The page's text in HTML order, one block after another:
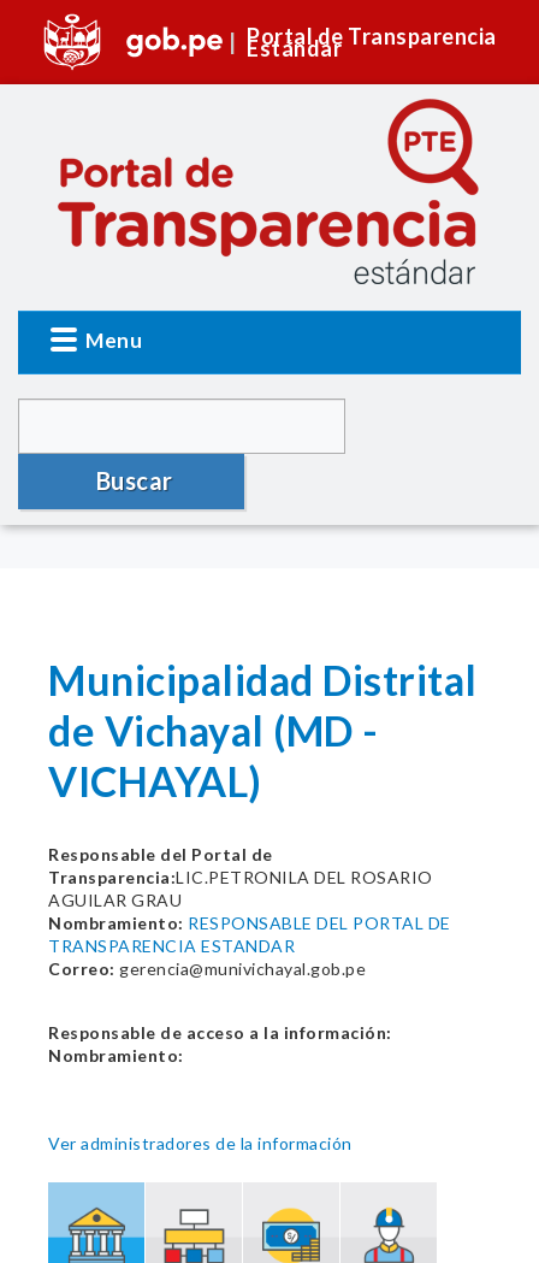
Portal de Transparencia
Estándar
Menu
Buscar
Municipalidad Distrital
de Vichayal (MD -
VICHAYAL)
Responsable del Portal de
Transparencia:LIC.PETRONILA DEL ROSARIO
AGUILAR GRAU
Nombramiento: RESPONSABLE DEL PORTAL DE
TRANSPARENCIA ESTANDAR
Correo: gerencia@munivichayal.gob.pe
Responsable de acceso a la información:
Nombramiento:
Ver administradores de la información